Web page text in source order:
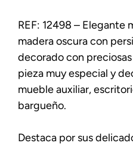
REF: 12498 – Elegante
madera oscura con
decorado con
pieza muy especial y
mueble auxiliar,
bargueño.
Destaca por sus